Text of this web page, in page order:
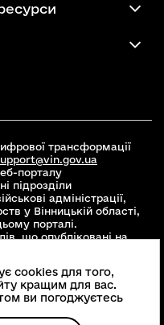
трансформації
порталу
підрозділи
адміністрації,
у Вінницькій області,
порталі.
що опубліковані на
зазначення посилання
на офіційний сайт
www.vin.gov.ua .
ліцензією Creative
license, якщо не
cookies для того,
кращим для вас.
ви погоджуєтесь